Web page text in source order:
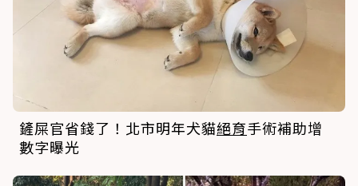
鏟屎官省錢了！北市明年犬貓絕育手術補助增
數字曝光